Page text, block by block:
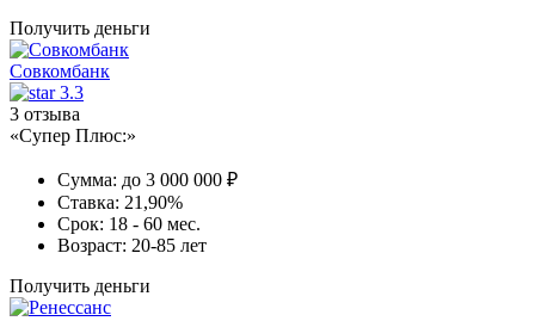
Получить деньги
Совкомбанк
3.3
3 отзыва
«Супер Плюс:»
Сумма: до 3 000 000 ₽
Ставка: 21,90%
Срок: 18 - 60 мес.
Возраст: 20-85 лет
Получить деньги